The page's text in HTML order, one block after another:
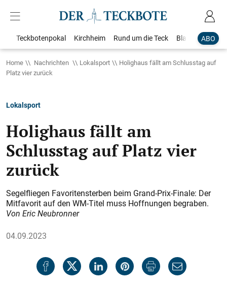
ABO
Teckbotenpokal Kirchheim Rund um die Teck Blaulicht
Home Nachrichten Lokalsport
Holighaus fällt am Schlusstag auf
Platz vier zurück
Lokalsport
Holighaus fällt am
Schlusstag auf Platz vier
zurück
Segelfliegen Favoritensterben beim Grand-Prix-Finale: Der
Mitfavorit auf den WM-Titel muss Hoffnungen begraben.
Von Eric Neubronner
04.09.2023